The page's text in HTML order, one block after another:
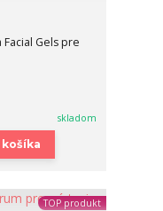
Facial Gels pre
skladom
TOP produkt